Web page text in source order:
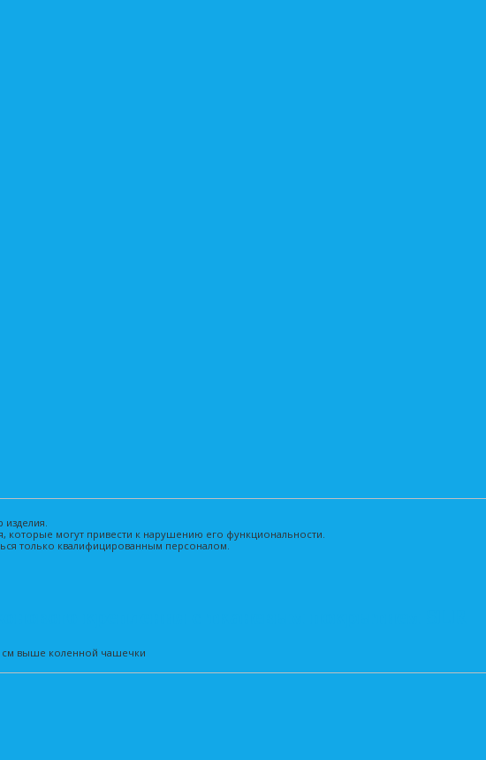
которые могут привести к нарушению его функциональности.
только квалифицированным персоналом.
см выше коленной чашечки